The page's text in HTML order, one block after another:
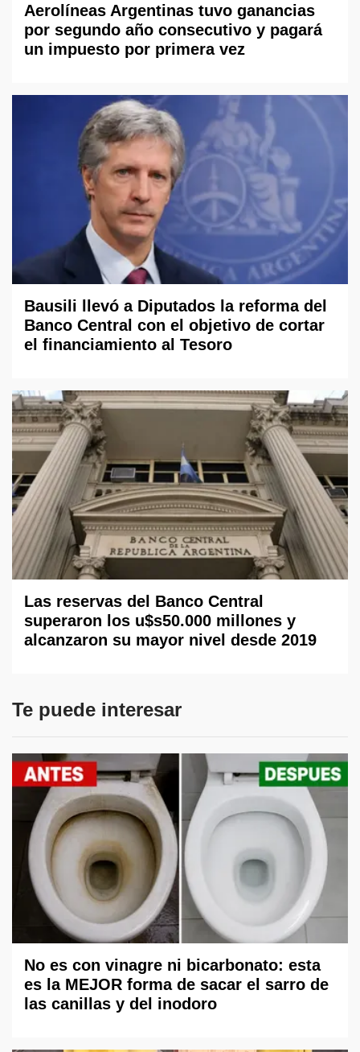
Aerolíneas Argentinas tuvo ganancias
por segundo año consecutivo y pagará
un impuesto por primera vez
Bausili llevó a Diputados la reforma del
Banco Central con el objetivo de cortar
el financiamiento al Tesoro
Las reservas del Banco Central
superaron los u$s50.000 millones y
alcanzaron su mayor nivel desde 2019
Te puede interesar
No es con vinagre ni bicarbonato: esta
es la MEJOR forma de sacar el sarro de
las canillas y del inodoro